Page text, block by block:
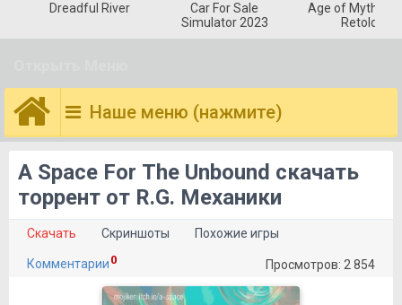
Dreadful River
Car For Sale
Simulator 2023
Age of
Retold
Наше меню (нажмите)
A Space For The Unbound скачать
торрент от R.G. Механики
Скачать Скриншоты Похожие игры
Комментарии 0 Просмотров: 2 854